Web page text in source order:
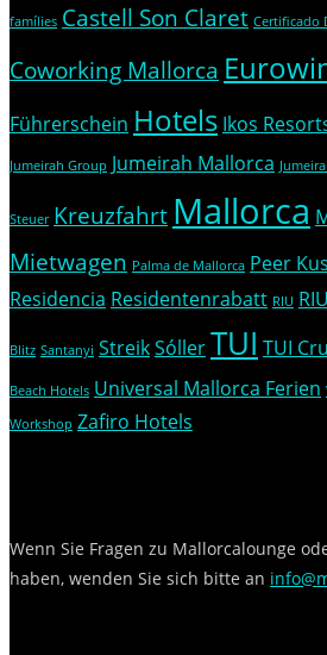
famílies Castell Son Claret Certificado
Coworking Mallorca
Führerschein Hotels Ikos
Jumeirah Group Jumeirah Mallorca
Steuer Kreuzfahrt Mallorca
Mietwagen Palma de Mallorca Peer
Residencia Residentenrabatt RIU
Blitz Santanyi StreikSóllerTUI TUI
Beach Hotels Universal Mallorca Ferien
Workshop Zafiro Hotels
Wenn Sie Fragen zu Mallorcalounge
haben, wenden Sie sich bitte an